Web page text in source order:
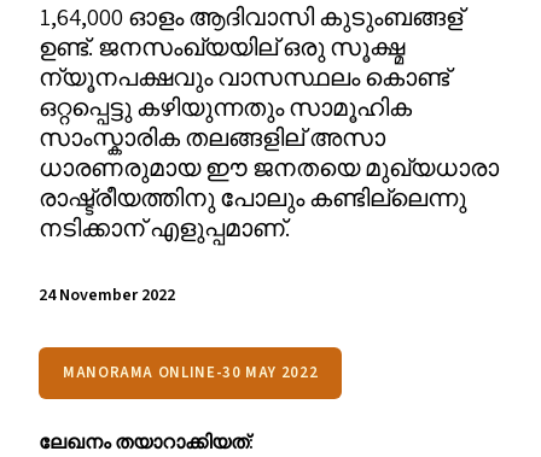
1,64,000 ഓളം ആദിവാസി കുടുംബങ്ങള്
ഉണ്ട്. ജനസംഖ്യയില് ഒരു സൂക്ഷ്മ
ന്യൂനപക്ഷവും വാസസ്ഥലം കൊണ്ട്
ഒറ്റപ്പെട്ടു കഴിയുന്നതും സാമൂഹിക
സാംസ്കാരിക തലങ്ങളില് അസാ
ധാരണരുമായ ഈ ജനതയെ മുഖ്യധാരാ
രാഷ്ട്രീയത്തിനു പോലും കണ്ടില്ലെന്നു
നടിക്കാന് എളുപ്പമാണ്.
24 November 2022
MANORAMA ONLINE-30 MAY 2022
ലേഖനം തയാറാക്കിയത്: